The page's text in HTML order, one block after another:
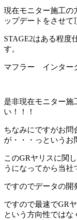
現在モニター施工の
ップデートをさせて
STAGE2はある程度
す。
マフラー インター
是非現在モニター施
い！！！
ちなみにですがお問
が・・・っというお
このGRヤリスに関
うになってから当社
ですのでデータの開
ですので最速でGR
という方向性ではな